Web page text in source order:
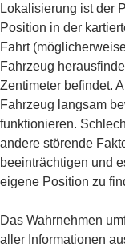
Lokalisierung ist der
Position in der
Fahrt
Fahrzeug
Zentimeter befindet.
Fahrzeug langsam
funktionieren.
andere störende
beeinträchtigen und
eigene Position zu
Das Wahrnehmen
aller Informationen